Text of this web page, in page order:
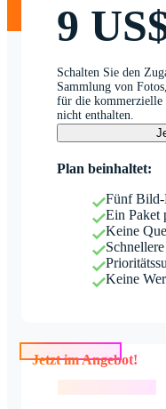
9
Schalten Sie den
Sammlung von
für die kommerzielle
nicht enthalten.
Plan beinhaltet:
Fünf Bild-
Ein Paket
Keine
Keine
Jetzt im Angebot!